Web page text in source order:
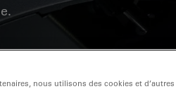
nous utilisons des cookies et